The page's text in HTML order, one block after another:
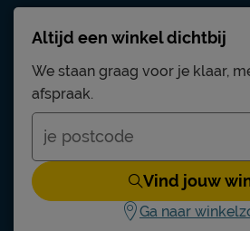
Altijd een winkel dichtbij
We staan graag voor je klaar,
afspraak.
Vind jouw
Ga naar